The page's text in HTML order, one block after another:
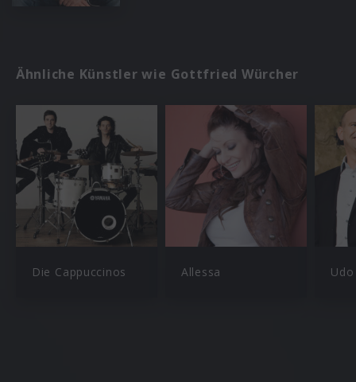
Ähnliche Künstler wie Gottfried Würcher
Die Cappuccinos Allessa